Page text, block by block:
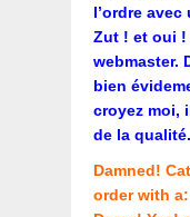
l’ordre avec
Zut ! et oui !
webmaster.
bien
croyez moi,
de la qualité.
Damned!
order with